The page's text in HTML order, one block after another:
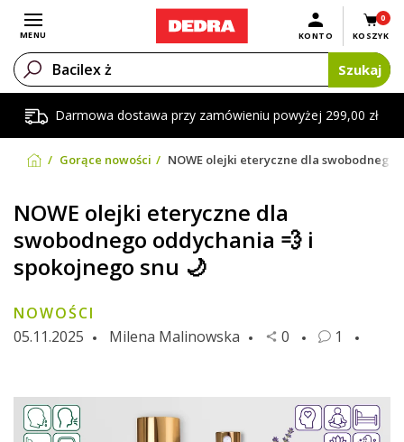
Darmowa dostawa przy zamówieniu powyżej 299,00 zł
Otwórz menu
MENU
0
KOSZYK
KONTO
Szukaj
Gorące nowości NOWE olejki eteryczne dla swobodnego
NOWE olejki eteryczne dla
swobodnego oddychania 💨 i
spokojnego snu 🌙
NOWOŚCI
05.11.2025
Milena Malinowska 0 1